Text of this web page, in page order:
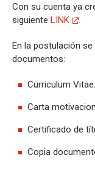
Con su cuenta ya
siguiente LINK .
En la postulación
documentos:
Curriculum Vitae.
Carta
Certificado de
Copia